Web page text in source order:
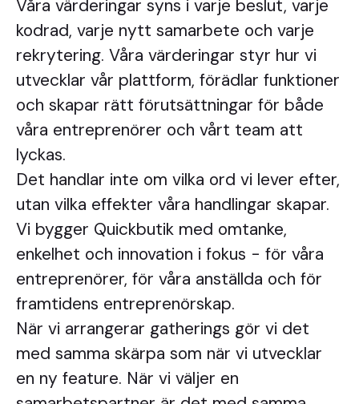
Våra värderingar syns i varje beslut, varje
kodrad, varje nytt samarbete och varje
rekrytering. Våra värderingar styr hur vi
utvecklar vår plattform, förädlar funktioner
och skapar rätt förutsättningar för både
våra entreprenörer och vårt team att
lyckas.
Det handlar inte om vilka ord vi lever efter,
utan vilka effekter våra handlingar skapar.
Vi bygger Quickbutik med omtanke,
enkelhet och innovation i fokus - för våra
entreprenörer, för våra anställda och för
framtidens entreprenörskap.
När vi arrangerar gatherings gör vi det
med samma skärpa som när vi utvecklar
en ny feature. När vi väljer en